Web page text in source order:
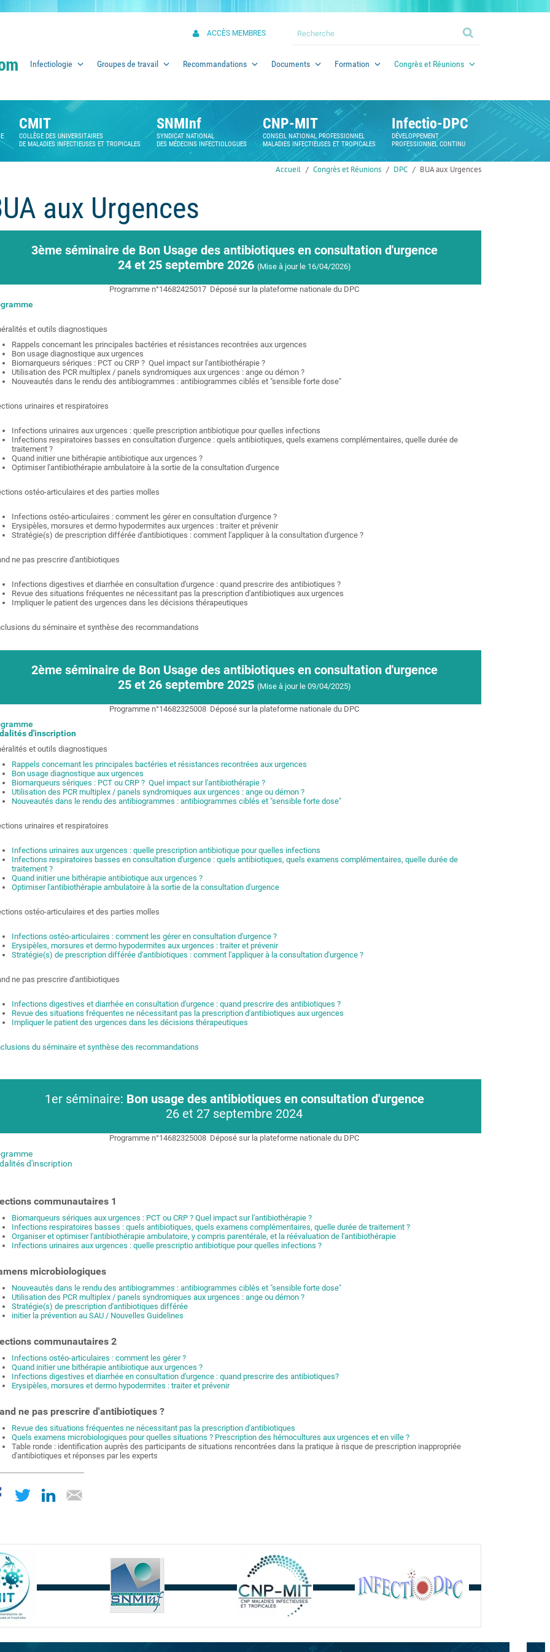
Infectiologie Groupes de travail Recommandations Documents Formation Congrès et Réunions
ACCÈS MEMBRES
CMIT
COLLÈGE DES UNIVERSITAIRES
DE MALADIES INFECTIEUSES ET TROPICALES
SNMInf
SYNDICAT NATIONAL
DES MÉDECINS INFECTIOLOGUES
CNP-MIT
CONSEIL NATIONAL PROFESSIONNEL
MALADIES INFECTIEUSES ET TROPICALES
Infectio-DPC
DÉVELOPPEMENT
PROFESSIONNEL CONTINU
Accueil Congrès et Réunions DPC BUA aux Urgences
aux Urgences
3ème séminaire de Bon Usage des antibiotiques en consultation d'urgence
24 et 25 septembre 2026 (Mise à jour le 16/04/2026)
Programme n°14682425017 Déposé sur la plateforme nationale du DPC
et outils diagnostiques
Rappels concernant les principales bactéries et résistances recontrées aux urgences
Bon usage diagnostique aux urgences
Biomarqueurs sériques : PCT ou CRP ? Quel impact sur l'antibiothérapie ?
Utilisation des PCR multiplex / panels syndromiques aux urgences : ange ou démon ?
Nouveautés dans le rendu des antibiogrammes : antibiogrammes ciblés et "sensible forte dose"
urinaires et respiratoires
Infections urinaires aux urgences : quelle prescription antibiotique pour quelles infections
Infections respiratoires basses en consultation d'urgence : quels antibiotiques, quels examens complémentaires, quelle durée de
traitement ?
Quand initier une bithérapie antibiotique aux urgences ?
Optimiser l'antibiothérapie ambulatoire à la sortie de la consultation d'urgence
ostéo-articulaires et des parties molles
Infections ostéo-articulaires : comment les gérer en consultation d'urgence ?
Erysipèles, morsures et dermo hypodermites aux urgences : traiter et prévenir
Stratégie(s) de prescription différée d'antibiotiques : comment l'appliquer à la consultation d'urgence ?
ne pas prescrire d'antibiotiques
Infections digestives et diarrhée en consultation d'urgence : quand prescrire des antibiotiques ?
Revue des situations fréquentes ne nécessitant pas la prescription d'antibiotiques aux urgences
Impliquer le patient des urgences dans les décisions thérapeutiques
du séminaire et synthèse des recommandations
2ème séminaire de Bon Usage des antibiotiques en consultation d'urgence
25 et 26 septembre 2025 (Mise à jour le 09/04/2025)
Programme n°14682325008 Déposé sur la plateforme nationale du DPC
d'inscription
et outils diagnostiques
Rappels concernant les principales bactéries et résistances recontrées aux urgences
Bon usage diagnostique aux urgences
Biomarqueurs sériques : PCT ou CRP ? Quel impact sur l'antibiothérapie ?
Utilisation des PCR multiplex / panels syndromiques aux urgences : ange ou démon ?
Nouveautés dans le rendu des antibiogrammes : antibiogrammes ciblés et "sensible forte dose"
urinaires et respiratoires
Infections urinaires aux urgences : quelle prescription antibiotique pour quelles infections
Infections respiratoires basses en consultation d'urgence : quels antibiotiques, quels examens complémentaires, quelle durée de
traitement ?
Quand initier une bithérapie antibiotique aux urgences ?
Optimiser l'antibiothérapie ambulatoire à la sortie de la consultation d'urgence
ostéo-articulaires et des parties molles
Infections ostéo-articulaires : comment les gérer en consultation d'urgence ?
Erysipèles, morsures et dermo hypodermites aux urgences : traiter et prévenir
Stratégie(s) de prescription différée d'antibiotiques : comment l'appliquer à la consultation d'urgence ?
ne pas prescrire d'antibiotiques
Infections digestives et diarrhée en consultation d'urgence : quand prescrire des antibiotiques ?
Revue des situations fréquentes ne nécessitant pas la prescription d'antibiotiques aux urgences
Impliquer le patient des urgences dans les décisions thérapeutiques
du séminaire et synthèse des recommandations
1er séminaire: Bon usage des antibiotiques en consultation d'urgence
26 et 27 septembre 2024
Programme n°14682325008 Déposé sur la plateforme nationale du DPC
d'inscription
communautaires 1
Biomarqueurs sériques aux urgences : PCT ou CRP ? Quel impact sur l'antibiothérapie ?
Infections respiratoires basses : quels antibiotiques, quels examens complémentaires, quelle durée de traitement ?
Organiser et optimiser l'antibiothérapie ambulatoire, y compris parentérale, et la réévaluation de l'antibiothérapie
Infections urinaires aux urgences : quelle prescriptio antibiotique pour quelles infections ?
microbiologiques
Nouveautés dans le rendu des antibiogrammes : antibiogrammes ciblés et "sensible forte dose"
Utilisation des PCR multiplex / panels syndromiques aux urgences : ange ou démon ?
Stratégie(s) de prescription d'antibiotiques différée
initier la prévention au SAU / Nouvelles Guidelines
communautaires 2
Infections ostéo-articulaires : comment les gérer ?
Quand initier une bithérapie antibiotique aux urgences ?
Infections digestives et diarrhée en consultation d'urgence : quand prescrire des antibiotiques?
Erysipèles, morsures et dermo hypodermites : traiter et prévenir
ne pas prescrire d'antibiotiques ?
Revue des situations fréquentes ne nécessitant pas la prescription d'antibiotiques
Quels examens microbiologiques pour quelles situations ? Prescription des hémocultures aux urgences et en ville ?
Table ronde : identification auprès des participants de situations rencontrées dans la pratique à risque de prescription inappropriée
d'antibiotiques et réponses par les experts